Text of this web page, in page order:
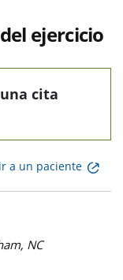
ejercicio
cita
a un paciente
NC